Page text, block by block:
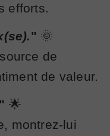
efforts.
" 🌞
de
de valeur.
" 🌟
montrez-lui